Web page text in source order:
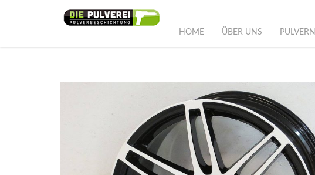
HOME ÜBER UNS PULVERN